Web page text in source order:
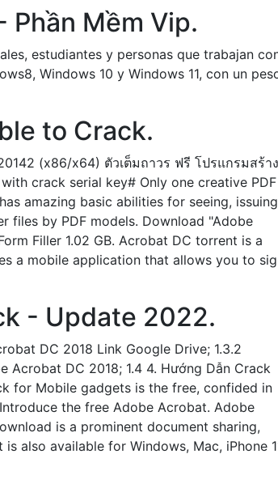
Phần Mềm Vip.
estudiantes y personas que trabajan
Windows 10 y Windows 11, con un
to Crack.
(x86/x64) ตัวเต็มถาวร ฟรี โปรแกรมสร้าง
crack serial key# Only one creative PDF
amazing basic abilities for seeing,
files by PDF models. Download "Adobe
Filler 1.02 GB. Acrobat DC torrent is a
a mobile application that allows you to
- Update 2022.
DC 2018 Link Google Drive; 1.3.2
Acrobat DC 2018; 1.4 4. Hướng Dẫn Crack
for Mobile gadgets is the free, confided in
the free Adobe Acrobat. Adobe
is a prominent document sharing,
also available for Windows, Mac, iPhone